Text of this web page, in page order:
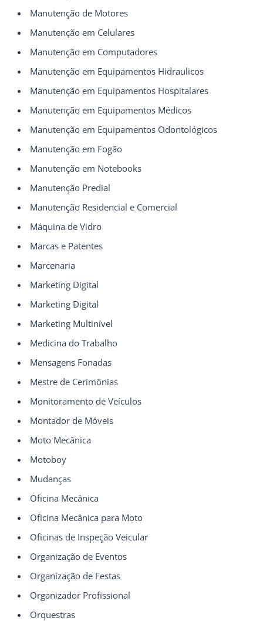
Manutenção de Motores
Manutenção em Celulares
Manutenção em Computadores
Manutenção em Equipamentos Hidraulicos
Manutenção em Equipamentos Hospitalares
Manutenção em Equipamentos Médicos
Manutenção em Equipamentos Odontológicos
Manutenção em Fogão
Manutenção em Notebooks
Manutenção Predial
Manutenção Residencial e Comercial
Máquina de Vidro
Marcas e Patentes
Marcenaria
Marketing Digital
Marketing Digital
Marketing Multinível
Medicina do Trabalho
Mensagens Fonadas
Mestre de Cerimônias
Monitoramento de Veículos
Montador de Móveis
Moto Mecânica
Motoboy
Mudanças
Oficina Mecânica
Oficina Mecânica para Moto
Oficinas de Inspeção Veicular
Organização de Eventos
Organização de Festas
Organizador Profissional
Orquestras